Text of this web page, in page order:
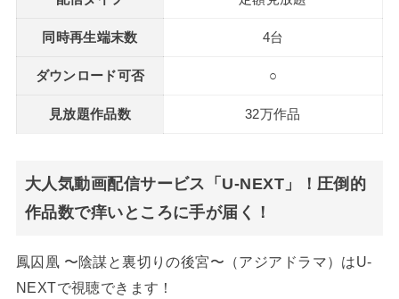
同時再生端末数 4台
ダウンロード可否 ○
見放題作品数 32万作品
大人気動画配信サービス「U-NEXT」！圧倒的
作品数で痒いところに手が届く！
鳳囚凰 〜陰謀と裏切りの後宮〜（アジアドラマ）はU-
NEXTで視聴できます！